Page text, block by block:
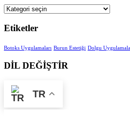
Etiketler
Botoks Uygulamaları Burun Estetiği Dolgu
DİL DEĞİŞTİR
TR